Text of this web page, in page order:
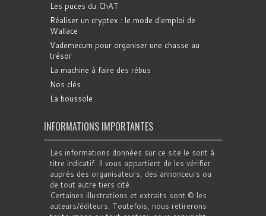
Les puces du ChAT
Réaliser un cryptex : le mode d'emploi de
Wallace
Vademecum pour organiser une chasse au
trésor
La machine à faire des rébus
Nos clés
La boussole
INFORMATIONS IMPORTANTES
Les informations données sur ce site le sont à
titre indicatif. Il vous appartient de les vérifier
auprès des organisateurs, des annonceurs ou
de tout autre tiers cité.
Certaines illustrations et extraits sont © les
auteurs/éditeurs. Toutefois, nous retirerons